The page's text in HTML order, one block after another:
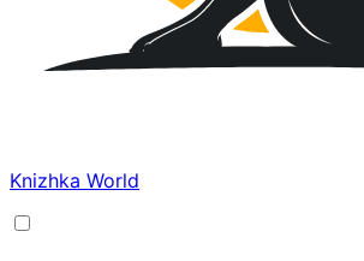
Knizhka World